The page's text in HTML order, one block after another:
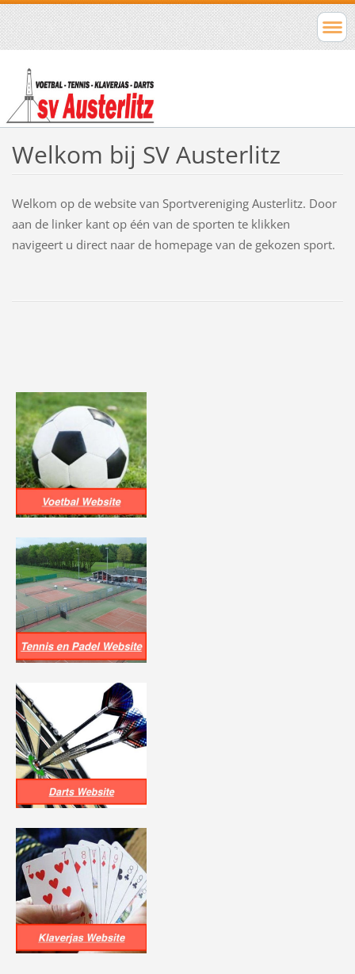
Welkom bij SV Austerlitz
Welkom op de website van Sportvereniging Austerlitz. Door
aan de linker kant op één van de sporten te klikken
navigeert u direct naar de homepage van de gekozen sport.